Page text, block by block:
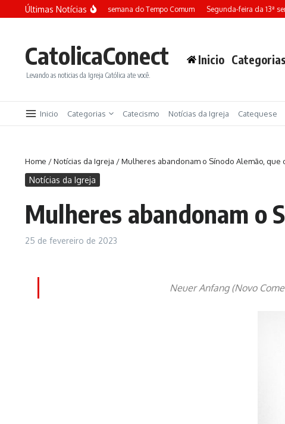
Ir para o conteúdo
Últimas Notícias
Terça-feira da 13ª semana do Tempo Comum Segunda-feira da 13ª
CatolicaConect
Levando as noticias da Igreja Católica ate você.
Inicio Categorias
Inicio Categorias Catecismo Notícias da Igreja Catequese
Home /Notícias da Igreja /Mulheres abandonam o Sínodo Alemão, que
Notícias da Igreja
Mulheres abandonam o
25 de fevereiro de 2023
Neuer Anfang (Novo